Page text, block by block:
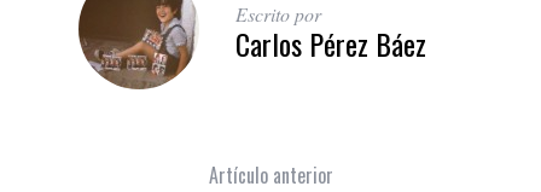
Escrito por
Carlos Pérez Báez
Artículo anterior